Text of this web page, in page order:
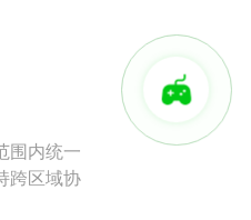
围内统一
跨区域协